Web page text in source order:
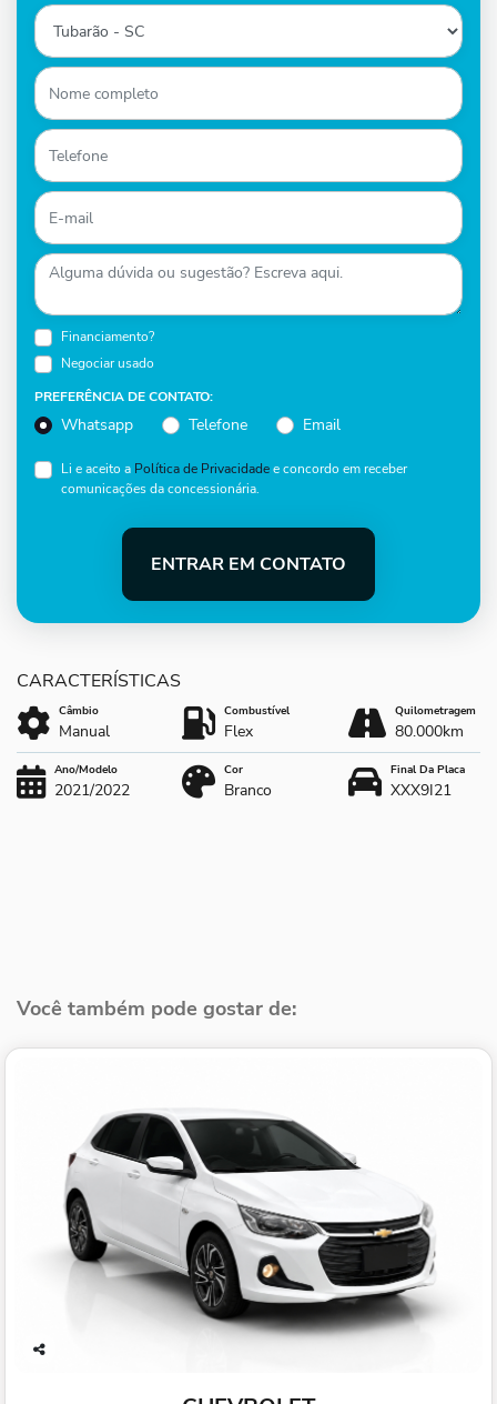
Financiamento?
Negociar usado
PREFERÊNCIA DE CONTATO:
Whatsapp Telefone Email
Li e aceito a Política de Privacidadee concordo em receber
comunicações da concessionária.
ENTRAR EM CONTATO
Câmbio
Manual
Combustível
Flex
Quilometragem
80.000km
Ano/Modelo
2021/2022
Cor
Branco
Final Da Placa
XXX9I21
Você também pode gostar de: